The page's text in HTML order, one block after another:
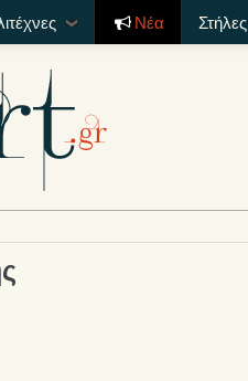
Νέα Στήλες